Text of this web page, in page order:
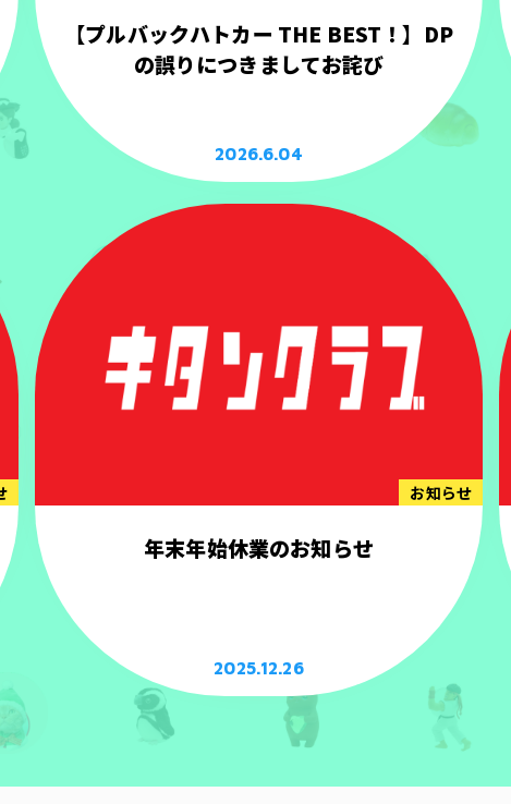
【プルバックハトカー THE BEST！】DP
の誤りにつきましてお詫び
2026.6.04
お知らせ
年末年始休業のお知らせ
2025.12.26